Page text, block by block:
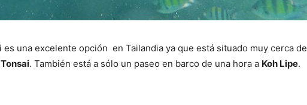
es una excelente opción en Tailandia ya que está situado muy cerca de
. También está a sólo un paseo en barco de una hora a Koh Lipe.